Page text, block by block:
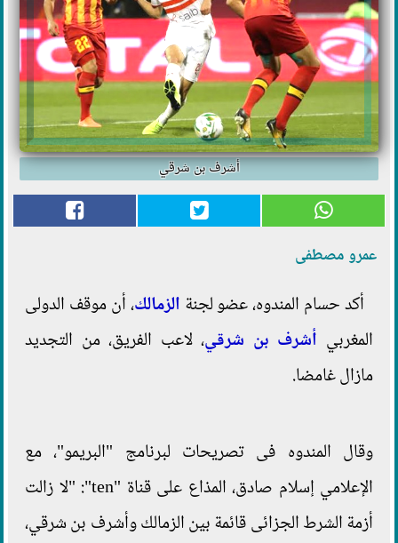
أشرف بن شرقي
عمرو مصطفى
أكد حسام المندوه، عضو لجنة الزمالك، أن موقف الدولى
المغربي أشرف بن شرقي، لاعب الفريق، من التجديد
مازال غامضا.
وقال المندوه فى تصريحات لبرنامج "البريمو"، مع
الإعلامي إسلام صادق، المذاع على قناة "ten": "لا زالت
أزمة الشرط الجزائى قائمة بين الزمالك وأشرف بن شرقي،